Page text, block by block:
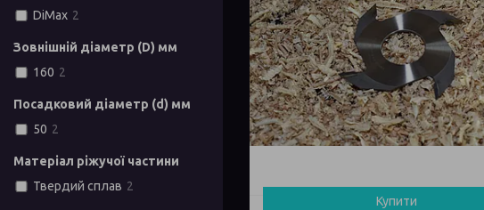
Купити
DiMax 2
Зовнішній діаметр (D) мм
160 2
Посадковий діаметр (d) мм
50 2
Матеріал ріжучої частини
Твердий сплав 2